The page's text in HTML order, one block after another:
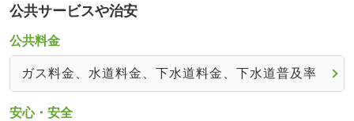
公共サービスや治安
公共料金
ガス料金、水道料金、下水道料金、下水道普及率
安心・安全